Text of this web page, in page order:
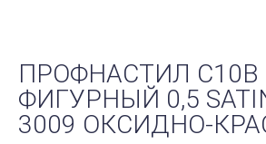
ПРОФНАСТИЛ C10B
ФИГУРНЫЙ 0,5
3009 ОКСИДНО-